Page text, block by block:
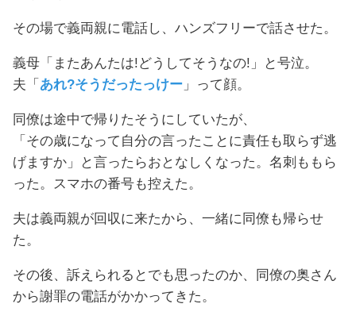
その場で義両親に電話し、ハンズフリーで話させた。
義母「またあんたは!どうしてそうなの!」と号泣。
夫「 あれ?そうだったっけー 」って顔。
同僚は途中で帰りたそうにしていたが、
「その歳になって自分の言ったことに責任も取らず逃
げますか」と言ったらおとなしくなった。名刺ももら
った。スマホの番号も控えた。
夫は義両親が回収に来たから、一緒に同僚も帰らせ
た。
その後、訴えられるとでも思ったのか、同僚の奥さん
から謝罪の電話がかかってきた。